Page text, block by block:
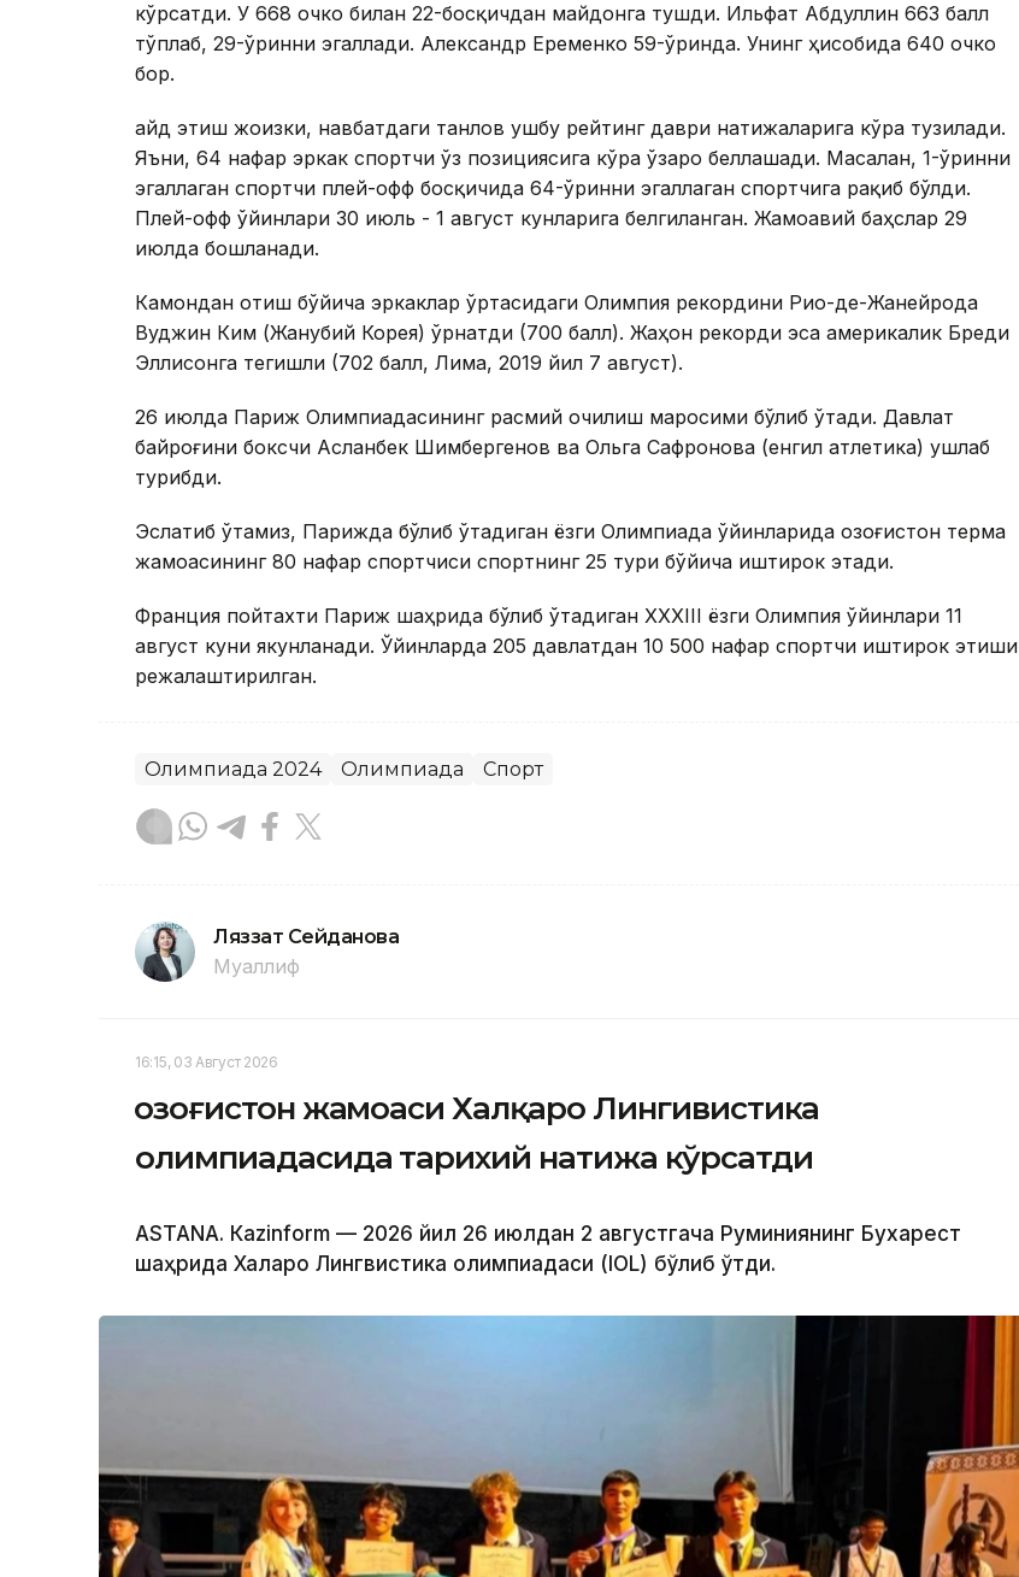
кўрсатди. У 668 очко билан 22-босқичдан майдонга тушди. Ильфат Абдуллин 663 балл
тўплаб, 29-ўринни эгаллади. Александр Еременко 59-ўринда. Унинг ҳисобида 640 очко
бор.
Қайд этиш жоизки, навбатдаги танлов ушбу рейтинг даври натижаларига кўра тузилади.
Яъни, 64 нафар эркак спортчи ўз позициясига кўра ўзаро беллашади. Масалан, 1-ўринни
эгаллаган спортчи плей-офф босқичида 64-ўринни эгаллаган спортчига рақиб бўлди.
Плей-офф ўйинлари 30 июль - 1 август кунларига белгиланган. Жамоавий баҳслар 29
июлда бошланади.
Камондан отиш бўйича эркаклар ўртасидаги Олимпия рекордини Рио-де-Жанейрода
Вуджин Ким (Жанубий Корея) ўрнатди (700 балл). Жаҳон рекорди эса америкалик Бреди
Эллисонга тегишли (702 балл, Лима, 2019 йил 7 август).
26 июлда Париж Олимпиадасининг расмий очилиш маросими бўлиб ўтади. Давлат
байроғини боксчи Асланбек Шимбергенов ва Ольга Сафронова (енгил атлетика) ушлаб
турибди.
Эслатиб ўтамиз, Парижда бўлиб ўтадиган ёзги Олимпиада ўйинларида Қозоғистон терма
жамоасининг 80 нафар спортчиси спортнинг 25 тури бўйича иштирок этади.
Франция пойтахти Париж шаҳрида бўлиб ўтадиган XXXIII ёзги Олимпия ўйинлари 11
август куни якунланади. Ўйинларда 205 давлатдан 10 500 нафар спортчи иштирок этиши
режалаштирилган.
Олимпиада 2024 Олимпиада Спорт
Ляззат Сейданова
Муаллиф
16:15, 03 Август 2026
Қозоғистон жамоаси Халқаро Лингивистика
олимпиадасида тарихий натижа кўрсатди
ASTANА. Кazinform — 2026 йил 26 июлдан 2 августгача Руминиянинг Бухарест
шаҳрида Халқаро Лингвистика олимпиадаси (IOL) бўлиб ўтди.